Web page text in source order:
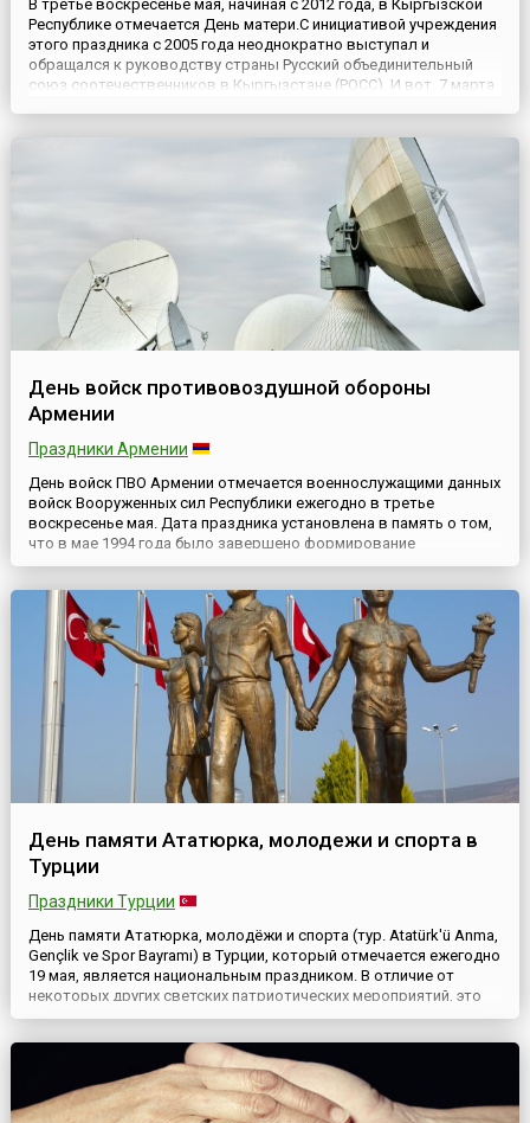
В третье воскресенье мая, начиная с 2012 года, в Кыргызской
Республике отмечается День матери.С инициативой учреждения
этого праздника с 2005 года неоднократно выступал и
обращался к руководству страны Русский объединительный
союз соотечественников в Кыргызстане (РОСС). И вот, 7 марта
День войск противовоздушной обороны
Армении
Праздники Армении
День войск ПВО Армении отмечается военнослужащими данных
войск Вооруженных сил Республики ежегодно в третье
воскресенье мая. Дата праздника установлена в память о том,
что в мае 1994 года было завершено формирование
противовоздушных подразделений ВС Республики
входят в состав Вооруженных Сил Армении и подчиняются
Министерству обороны Респуб...
День памяти Ататюрка, молодежи и спорта в
Турции
Праздники Турции
День памяти Ататюрка, молодёжи и спорта (тур. Atatürk'ü Anma,
Gençlik ve Spor Bayramı) в Турции, который отмечается ежегодно
19 мая, является национальным праздником. В отличие от
некоторых других светских патриотических мероприятий, это
всенародное торжество отмечается с большим размахом.
связана ни с молодежью, ни со спортом. 19 ма...